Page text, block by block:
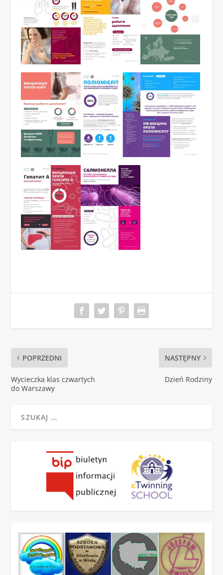
POPRZEDNI
Wycieczka klas czwartych
do Warszawy
NASTĘPNY
Dzień Rodziny